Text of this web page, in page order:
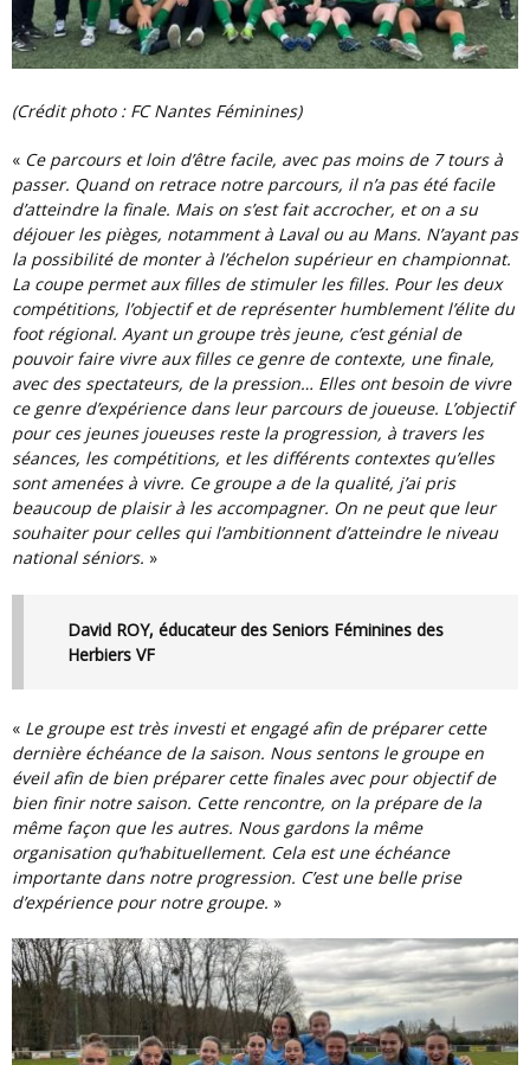
(Crédit photo : FC Nantes Féminines)
« Ce parcours et loin d’être facile, avec pas moins de 7 tours à
passer. Quand on retrace notre parcours, il n’a pas été facile
d’atteindre la finale. Mais on s’est fait accrocher, et on a su
déjouer les pièges, notamment à Laval ou au Mans. N’ayant pas
la possibilité de monter à l’échelon supérieur en championnat.
La coupe permet aux filles de stimuler les filles. Pour les deux
compétitions, l’objectif et de représenter humblement l’élite du
foot régional. Ayant un groupe très jeune, c’est génial de
pouvoir faire vivre aux filles ce genre de contexte, une finale,
avec des spectateurs, de la pression… Elles ont besoin de vivre
ce genre d’expérience dans leur parcours de joueuse. L’objectif
pour ces jeunes joueuses reste la progression, à travers les
séances, les compétitions, et les différents contextes qu’elles
sont amenées à vivre. Ce groupe a de la qualité, j’ai pris
beaucoup de plaisir à les accompagner. On ne peut que leur
souhaiter pour celles qui l’ambitionnent d’atteindre le niveau
national séniors. »
David ROY, éducateur des Seniors Féminines des
Herbiers VF
« Le groupe est très investi et engagé afin de préparer cette
dernière échéance de la saison. Nous sentons le groupe en
éveil afin de bien préparer cette finales avec pour objectif de
bien finir notre saison. Cette rencontre, on la prépare de la
même façon que les autres. Nous gardons la même
organisation qu’habituellement. Cela est une échéance
importante dans notre progression. C’est une belle prise
d’expérience pour notre groupe. »